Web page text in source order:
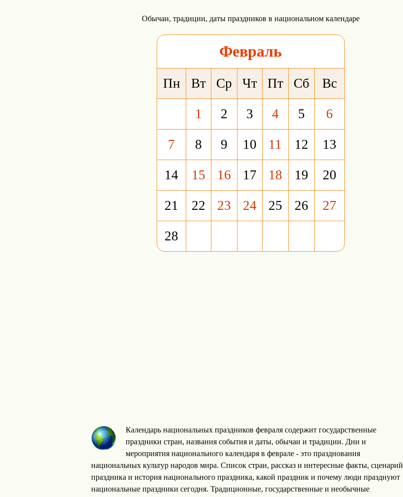
Обычаи, традиции, даты праздников в национальном календаре
Февраль
Пн Вт Ср Чт Пт Сб Вс
1 2 3 4 5 6
7 8 9 10 11 12 13
14 15 16 17 18 19 20
21 22 23 24 25 26 27
28
Календарь национальных праздников февраля содержит государственные
праздники стран, названия события и даты, обычаи и традиции. Дни и
мероприятия национального календаря в феврале - это празднования
национальных культур народов мира. Список стран, рассказ и интересные факты, сценарий
праздника и история национального праздника, какой праздник и почему люди празднуют
национальные праздники сегодня. Традиционные, государственные и необычные